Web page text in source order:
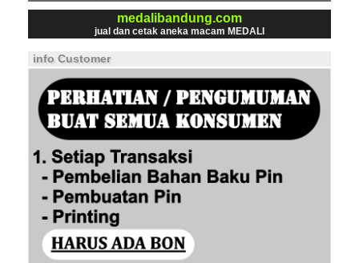
medalibandung.com
jual dan cetak aneka macam MEDALI
info Customer